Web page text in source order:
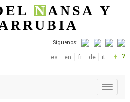
contenido principal
NANSA Y
Síguenos:
es en fr de it + ?
T
o